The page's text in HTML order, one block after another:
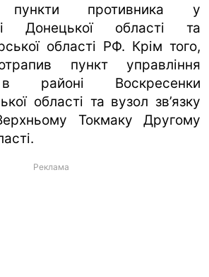
пункти противника у
Донецької області та
області РФ. Крім того,
пункт управління
в районі Воскресенки
області та вузол зв’язку
Токмаку Другому
Реклама